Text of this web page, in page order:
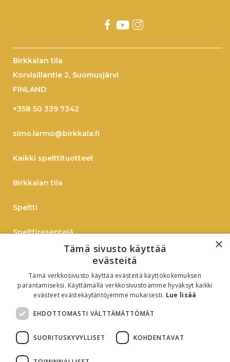
Birkkalan tila
Korvisillantie 2, Suomusjärvi
FINLAND
+358 50 339 7342
simo.larmo@birkkala.fi
Kaikki spelttituotteet
Birkkalan tila
Speltti
Spelttireseptejä
Verkkokauppaan
B2B
Oiva-raportti
×
Tämä sivusto käyttää
evästeitä
Tämä verkkosivusto käyttää evästeitä käyttökokemuksen
parantamiseksi. Käyttämällä verkkosivustoamme hyväksyt kaikki
evästeet evästekäytäntöjemme mukaisesti. Lue lisää
EHDOTTOMASTI VÄLTTÄMÄTTÖMÄT
SUORITUSKYVYLLISET KOHDENTAVAT